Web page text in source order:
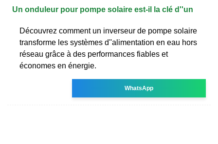
Un onduleur pour pompe solaire est-il la clé d''un
Découvrez comment un inverseur de pompe solaire
transforme les systèmes d''alimentation en eau hors
réseau grâce à des performances fiables et
économes en énergie.
WhatsApp